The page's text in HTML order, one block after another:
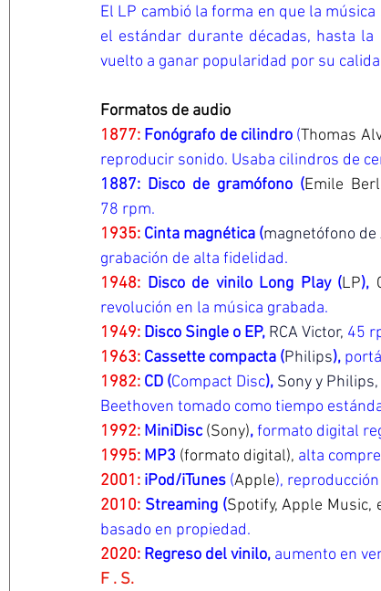
El LP cambió la forma en que la
el estándar durante décadas, hasta
vuelto a ganar popularidad por su
Formatos de audio
1877: Fonógrafo de cilindro (Thomas
reproducir sonido. Usaba cilindros de
1887: Disco de gramófono (Emile
78 rpm.
1935: Cinta magnética (magnetófono de
grabación de alta fidelidad.
1948: Disco de vinilo Long Play (LP),
revolución en la música grabada.
1949: Disco Single o EP, RCA Victor, 45
1963: Cassette compacta (Philips),
1982: CD (Compact Disc), Sony y Philips,
Beethoven tomado como tiempo
1992: MiniDisc (Sony), formato digital
1995: MP3 (formato digital), alta
2001: iPod/iTunes (Apple),
2010: Streaming (Spotify, Apple Music,
basado en propiedad.
2020: Regreso del vinilo, aumento en
F . S.